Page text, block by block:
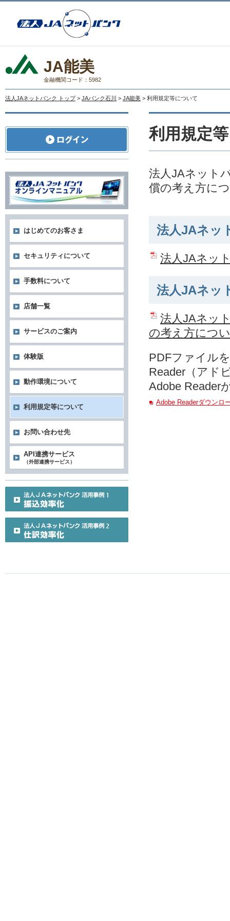
JA能美
金融機関コード：5982
法人JAネットバンク トップ > JAバンク石川 > JA能美 > 利用規定等について
利用規定
法人JAネット
償の考え方に
法人JAネッ
法人JAネッ
法人JAネッ
法人JAネッ
の考え方につ
PDFファイル
Reader（アド
Adobe Reader
Adobe Readerダウンロ
はじめてのお客さま
セキュリティについて
手数料について
店舗一覧
サービスのご案内
体験版
動作環境について
利用規定等について
お問い合わせ先
API連携サービス
（外部連携サービス）